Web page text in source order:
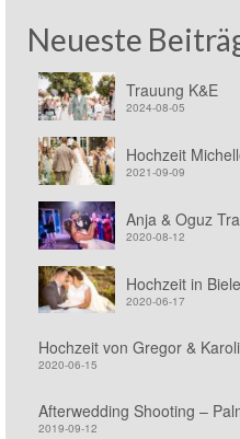
Neueste
Trauung K&E
2024-08-05
Hochzeit
2021-09-09
Anja & Oguz
2020-08-12
Hochzeit in
2020-06-17
Hochzeit von Gregor &
2020-06-15
Afterwedding Shooting –
2019-09-12